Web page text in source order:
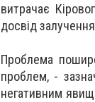
витрачає
досвід
Проблема
проблем, -
негативним